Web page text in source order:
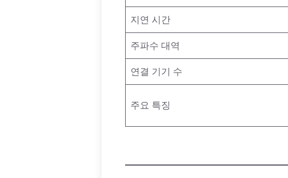
지연 시간
주파수 대역
연결 기기 수
주요 특징